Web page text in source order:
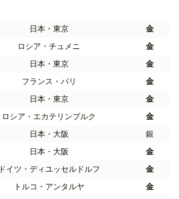
日本・東京
金
ロシア・チュメニ
金
日本・東京
金
フランス・パリ
金
日本・東京
金
ロシア・エカテリンブルク
金
日本・大阪
銀
日本・大阪
金
ドイツ・ディユッセルドルフ
金
トルコ・アンタルヤ
金